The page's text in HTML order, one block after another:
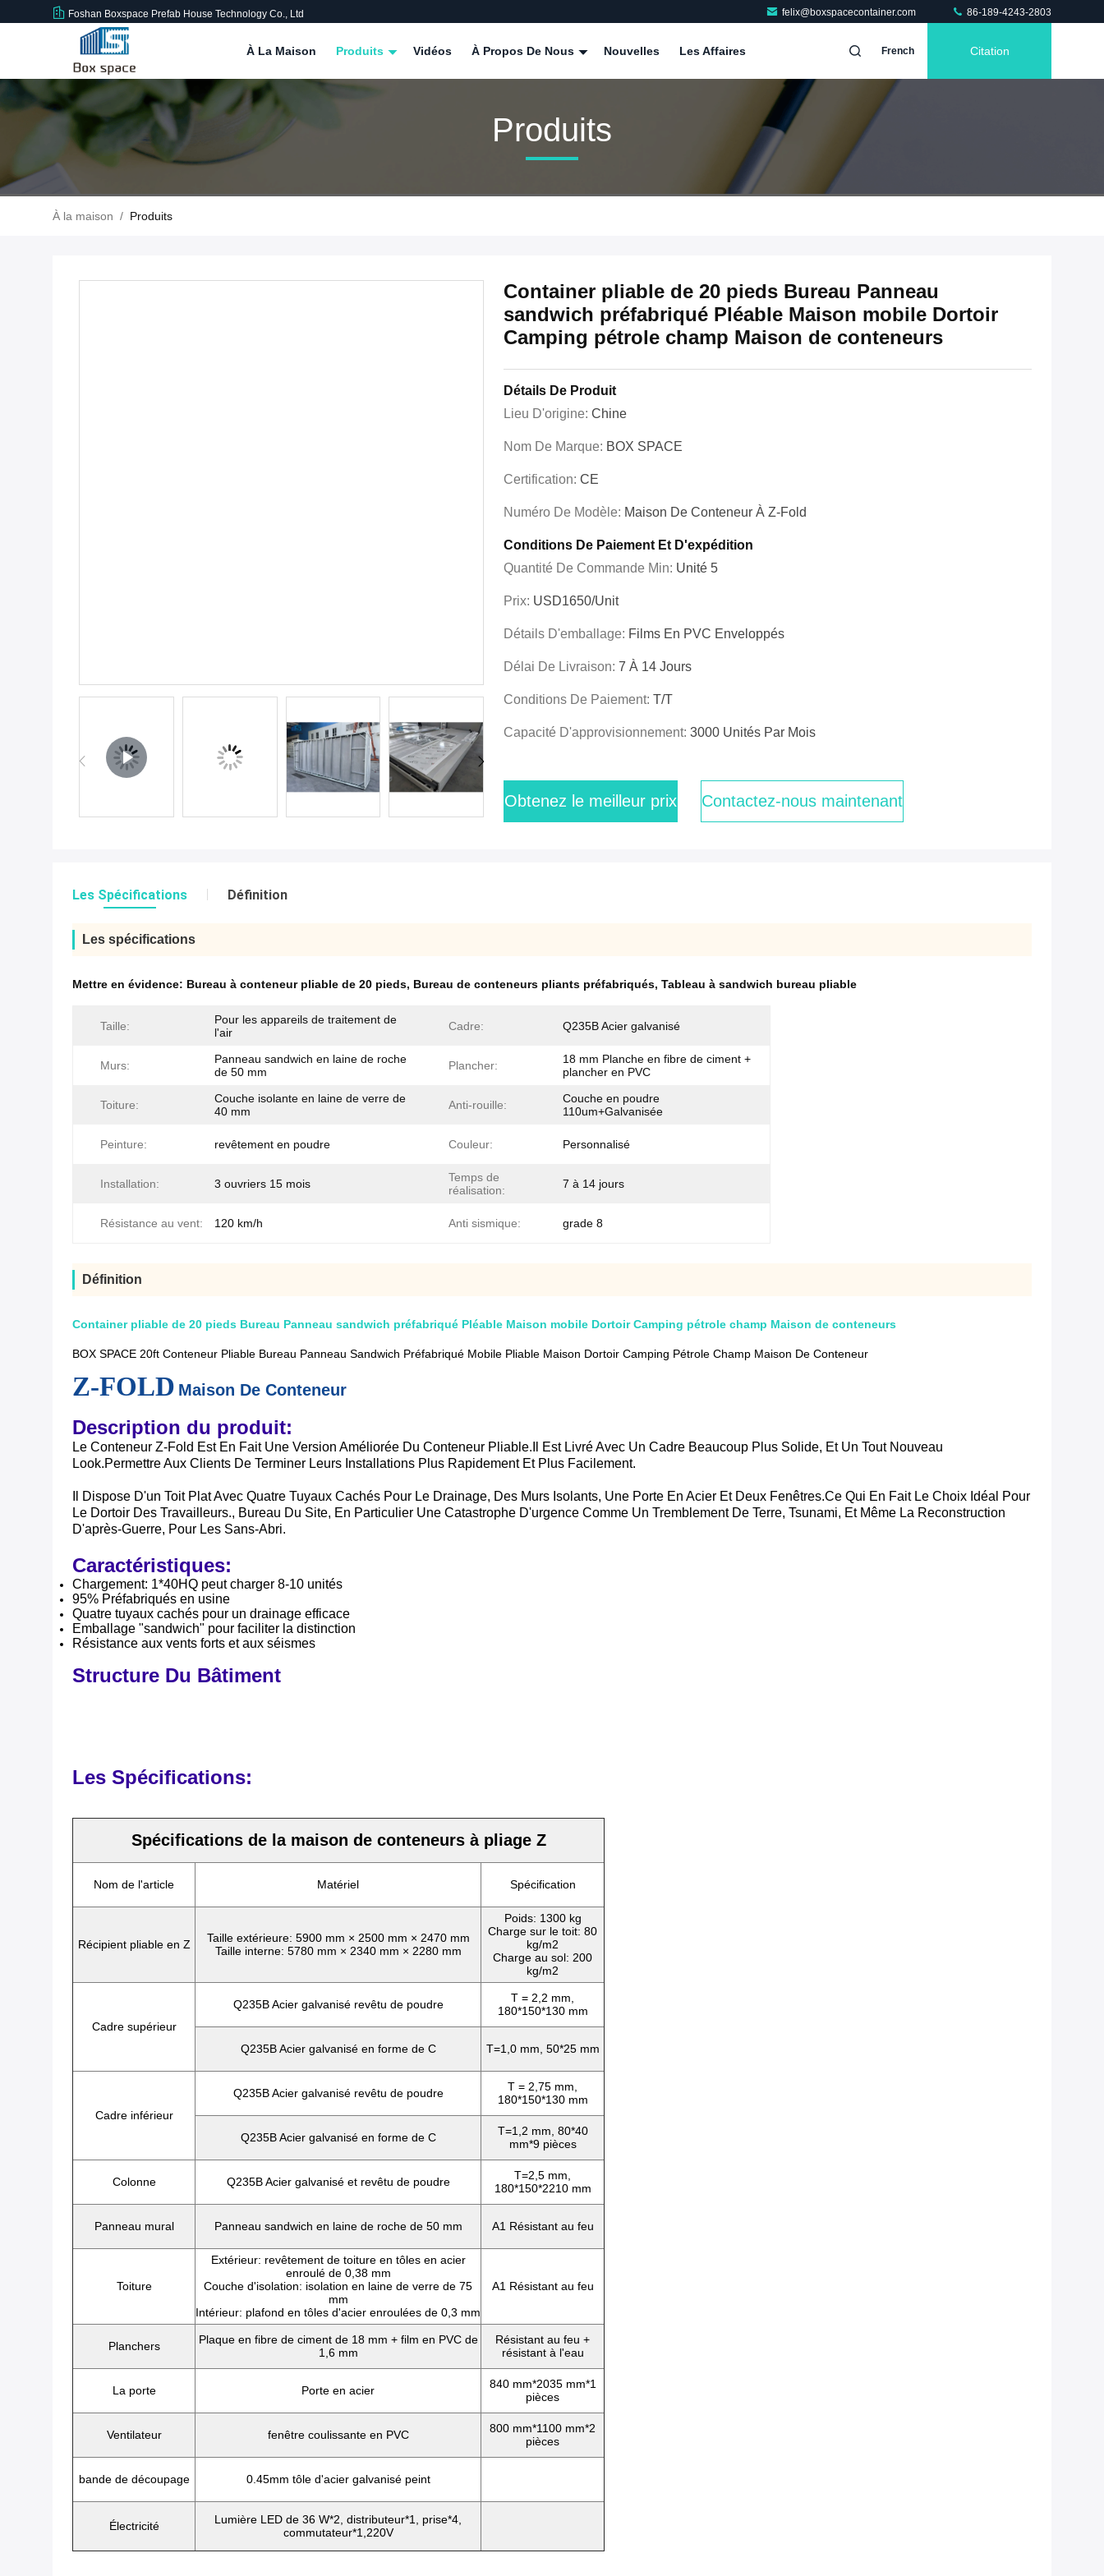
Foshan Boxspace Prefab House Technology Co., Ltd felix@boxspacecontainer.com 86-189-4243-2803
À La Maison Produits Vidéos À Propos De Nous Nouvelles Les Affaires French Citation
Produits
À la maison / Produits
Container pliable de 20 pieds Bureau Panneau
sandwich préfabriqué Pléable Maison mobile Dortoir
Camping pétrole champ Maison de conteneurs
Détails De Produit
Lieu D'origine: Chine
Nom De Marque: BOX SPACE
Certification: CE
Numéro De Modèle: Maison De Conteneur À Z-Fold
Conditions De Paiement Et D'expédition
Quantité De Commande Min: Unité 5
Prix: USD1650/unit
Détails D'emballage: Films En PVC Enveloppés
Délai De Livraison: 7 À 14 Jours
Conditions De Paiement: T/T
Capacité D'approvisionnement: 3000 Unités Par Mois
Obtenez le meilleur prix Contactez-nous maintenant
Les Spécifications Définition
Les spécifications
Mettre en évidence: Bureau à conteneur pliable de 20 pieds, Bureau de conteneurs pliants préfabriqués, Tableau à sandwich bureau pliable
Taille:
Pour les appareils de traitement de
l'air
Cadre: Q235B Acier galvanisé
Murs:
Panneau sandwich en laine de roche
de 50 mm
Plancher:
18 mm Planche en fibre de ciment +
plancher en PVC
Toiture:
Couche isolante en laine de verre de
40 mm
Anti-rouille:
Couche en poudre
110um+Galvanisée
Peinture: revêtement en poudre Couleur: Personnalisé
Installation: 3 ouvriers 15 mois
Temps de
réalisation:
7 à 14 jours
Résistance au vent: 120 km/h Anti sismique: grade 8
Définition
Container pliable de 20 pieds Bureau Panneau sandwich préfabriqué Pléable Maison mobile Dortoir Camping pétrole champ Maison de conteneurs
BOX SPACE 20ft Conteneur Pliable Bureau Panneau Sandwich Préfabriqué Mobile Pliable Maison Dortoir Camping Pétrole Champ Maison De Conteneur
Z-FOLD Maison De Conteneur
Description du produit:
Le Conteneur Z-Fold Est En Fait Une Version Améliorée Du Conteneur Pliable.Il Est Livré Avec Un Cadre Beaucoup Plus Solide, Et Un Tout Nouveau
Look.permettre Aux Clients De Terminer Leurs Installations Plus Rapidement Et Plus Facilement.
Il Dispose D'un Toit Plat Avec Quatre Tuyaux Cachés Pour Le Drainage, Des Murs Isolants, Une Porte En Acier Et Deux Fenêtres.Ce Qui En Fait Le Choix Idéal Pour
Le Dortoir Des Travailleurs., Bureau Du Site, En Particulier Une Catastrophe D'urgence Comme Un Tremblement De Terre, Tsunami, Et Même La Reconstruction
D'après-Guerre, Pour Les Sans-Abri.
Caractéristiques:
Chargement: 1*40HQ peut charger 8-10 unités
95% Préfabriqués en usine
Quatre tuyaux cachés pour un drainage efficace
Emballage "sandwich" pour faciliter la distinction
Résistance aux vents forts et aux séismes
Structure Du Bâtiment